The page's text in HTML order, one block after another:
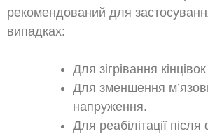
рекомендований для
випадках:
Для зігрівання
Для зменшення
напруження.
Для реабілітації після